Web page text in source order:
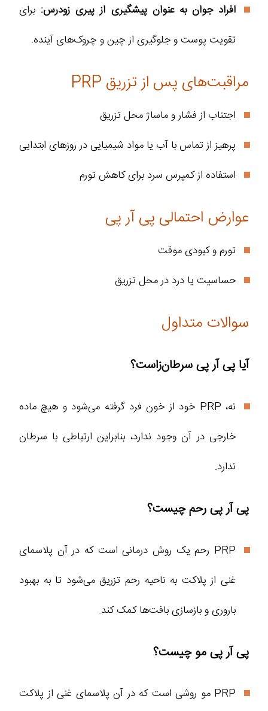
افراد جوان به عنوان پیشگیری از پیری زودرس: برای
تقویت پوست و جلوگیری از چین و چروک‌های آینده.
مراقبت‌های پس از تزریق PRP
اجتناب از فشار و ماساژ محل تزریق
پرهیز از تماس با آب یا مواد شیمیایی در روزهای ابتدایی
استفاده از کمپرس سرد برای کاهش تورم
عوارض احتمالی پی آر پی
تورم و کبودی موقت
حساسیت یا درد در محل تزریق
سوالات متداول
آیا پی آر پی سرطان‌زاست؟
نه، PRP خود از خون فرد گرفته می‌شود و هیچ ماده
خارجی در آن وجود ندارد، بنابراین ارتباطی با سرطان
ندارد.
پی آر پی رحم چیست؟
PRP رحم یک روش درمانی است که در آن پلاسمای
غنی از پلاکت به ناحیه رحم تزریق می‌شود تا به بهبود
باروری و بازسازی بافت‌ها کمک کند.
پی آر پی مو چیست؟
PRP مو روشی است که در آن پلاسمای غنی از پلاکت